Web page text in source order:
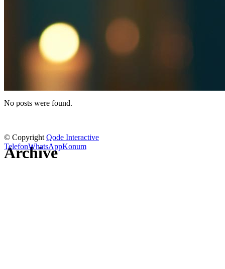
Archive
No posts were found.
© Copyright Qode Interactive
TelefonWhatsAppKonum